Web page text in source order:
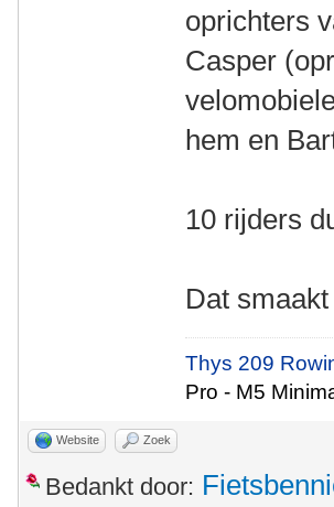
oprichters
Casper
hem en
10 rijders
Dat
Thys 209
Pro - M5
Website Zoek
Bedankt door: